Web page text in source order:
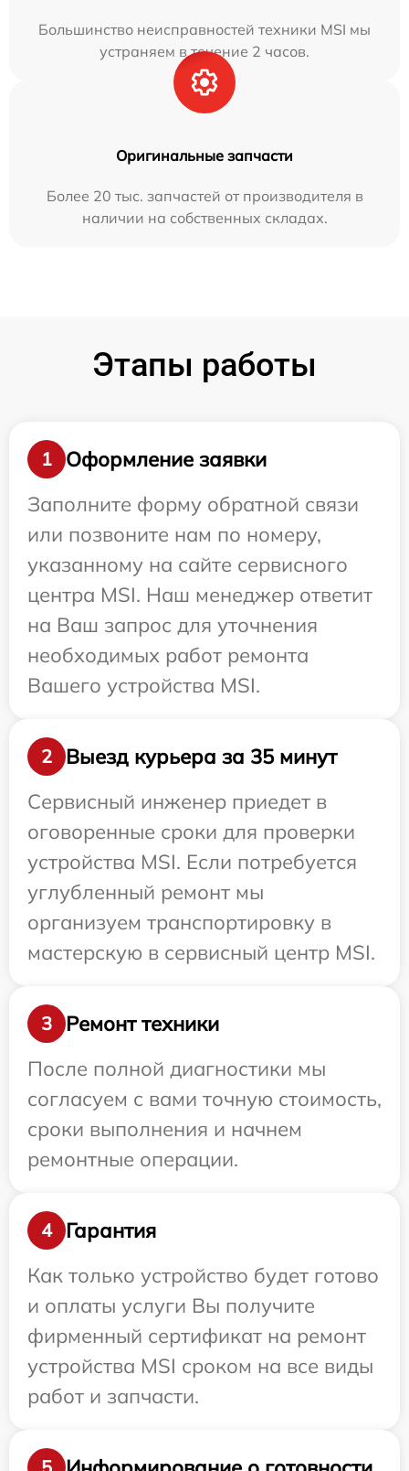
Большинство неисправностей техники MSI мы
устраняем в течение 2 часов.
Оригинальные запчасти
Более 20 тыс. запчастей от производителя в
наличии на собственных складах.
Этапы работы
1
Оформление заявки
Заполните форму обратной связи
или позвоните нам по номеру,
указанному на сайте сервисного
центра MSI. Наш менеджер ответит
на Ваш запрос для уточнения
необходимых работ ремонта
Вашего устройства MSI.
2
Выезд курьера за 35 минут
Сервисный инженер приедет в
оговоренные сроки для проверки
устройства MSI. Если потребуется
углубленный ремонт мы
организуем транспортировку в
мастерскую в сервисный центр MSI.
3
Ремонт техники
После полной диагностики мы
согласуем с вами точную стоимость,
сроки выполнения и начнем
ремонтные операции.
4
Гарантия
Как только устройство будет готово
и оплаты услуги Вы получите
фирменный сертификат на ремонт
устройства MSI сроком на все виды
работ и запчасти.